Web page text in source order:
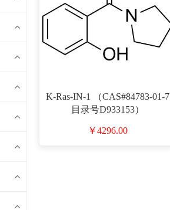
K-Ras-IN-1 （CAS#84783-01-7
目录号D933153）
￥4296.00